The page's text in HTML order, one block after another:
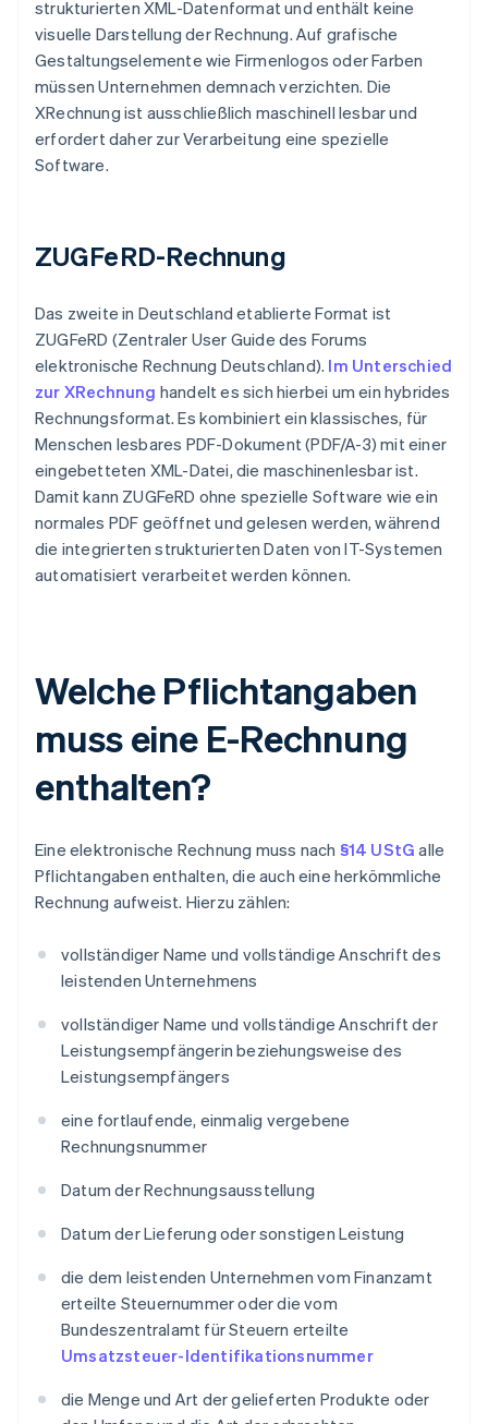
strukturierten XML-Datenformat und enthält keine
visuelle Darstellung der Rechnung. Auf grafische
Gestaltungselemente wie Firmenlogos oder Farben
müssen Unternehmen demnach verzichten. Die
XRechnung ist ausschließlich maschinell lesbar und
erfordert daher zur Verarbeitung eine spezielle
Software.
ZUGFeRD-Rechnung
Das zweite in Deutschland etablierte Format ist
ZUGFeRD (Zentraler User Guide des Forums
elektronische Rechnung Deutschland). Im Unterschied
zur XRechnung handelt es sich hierbei um ein hybrides
Rechnungsformat. Es kombiniert ein klassisches, für
Menschen lesbares PDF-Dokument (PDF/A-3) mit einer
eingebetteten XML-Datei, die maschinenlesbar ist.
Damit kann ZUGFeRD ohne spezielle Software wie ein
normales PDF geöffnet und gelesen werden, während
die integrierten strukturierten Daten von IT-Systemen
automatisiert verarbeitet werden können.
Welche Pflichtangaben
muss eine E-Rechnung
enthalten?
Eine elektronische Rechnung muss nach §14 UStG alle
Pflichtangaben enthalten, die auch eine herkömmliche
Rechnung aufweist. Hierzu zählen:
vollständiger Name und vollständige Anschrift des
leistenden Unternehmens
vollständiger Name und vollständige Anschrift der
Leistungsempfängerin beziehungsweise des
Leistungsempfängers
eine fortlaufende, einmalig vergebene
Rechnungsnummer
Datum der Rechnungsausstellung
Datum der Lieferung oder sonstigen Leistung
die dem leistenden Unternehmen vom Finanzamt
erteilte Steuernummer oder die vom
Bundeszentralamt für Steuern erteilte
Umsatzsteuer-Identifikationsnummer
die Menge und Art der gelieferten Produkte oder